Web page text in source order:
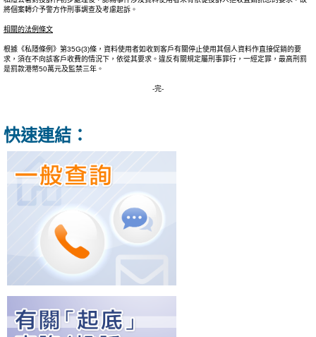
將個案轉介予警方作刑事調查及考慮起訴。
相關的法例條文
根據《私隱條例》第35G(3)條，資料使用者如收到客戶有關停止使用其個人資料作直接促銷的要
求，須在不向該客戶收費的情況下，依從其要求。違反有關規定屬刑事罪行，一經定罪，最高刑罰
是罰款港幣50萬元及監禁三年。
-完-
快速連結：